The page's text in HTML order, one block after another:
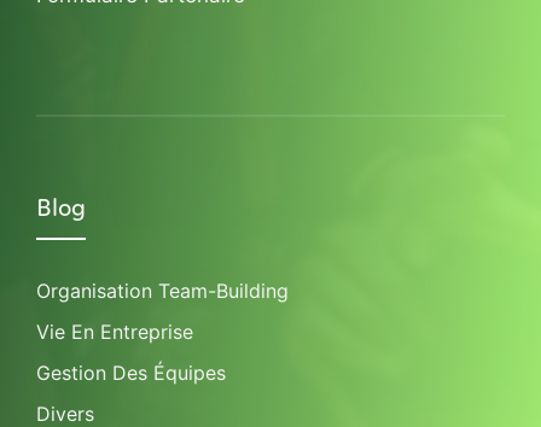
Blog
Organisation Team-Building
Vie En Entreprise
Gestion Des Équipes
Divers